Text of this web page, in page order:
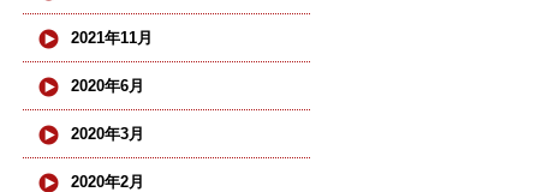
2021年11月
2020年6月
2020年3月
2020年2月